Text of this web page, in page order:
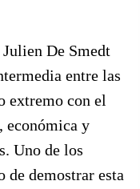
De Smedt
entre las
extremo con el
económica y
Uno de los
de demostrar esta